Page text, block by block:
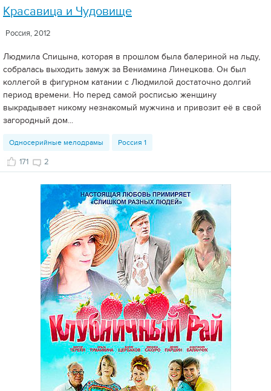
Красавица и Чудовище
Россия, 2012
Людмила Спицына, которая в прошлом была балериной на льду,
собралась выходить замуж за Вениамина Линецкова. Он был
коллегой в фигурном катании с Людмилой достаточно долгий
период времени. Но перед самой росписью женщину
выкрадывает никому незнакомый мужчина и привозит её в свой
загородный дом...
Односерийные мелодрамы Россия 1
171 2